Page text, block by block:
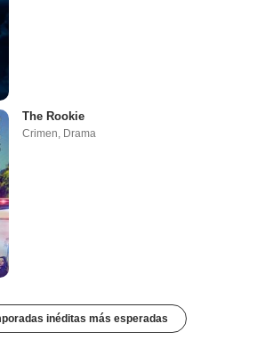
The Rookie
Crimen, Drama
inéditas más esperadas